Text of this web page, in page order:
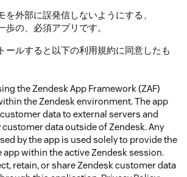
を外部に誤発信しないようにする、
の、必須アプリです。
ールすると以下の利用規約に同意したも
the Zendesk App Framework (ZAF)
the Zendesk environment. The app
data to external servers and
data outside of Zendesk. Any
by the app is used solely to provide the
within the active Zendesk session.
retain, or share Zendesk customer data